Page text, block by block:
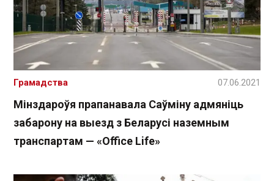
Мінздароўя прапанавала Саўміну адмяніць
забарону на выезд з Беларусі наземным
транспартам — «Office Life»
Грамадства 07.06.2021